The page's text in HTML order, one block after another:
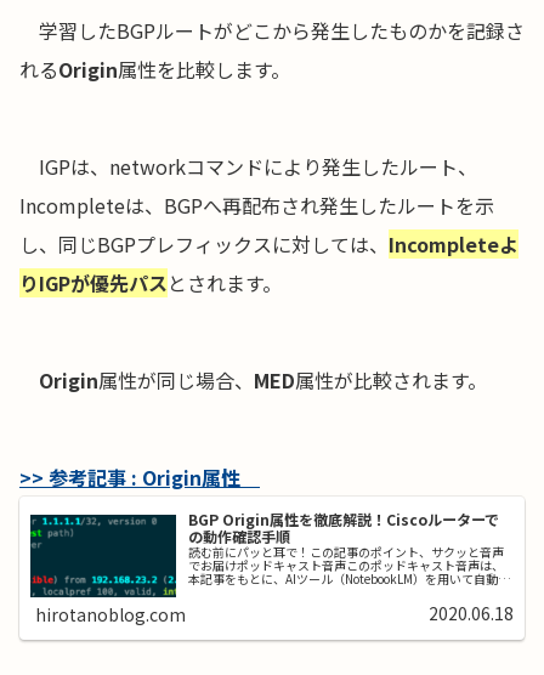
学習したBGPルートがどこから発生したものかを記録さ
れるOrigin属性を比較します。
IGPは、networkコマンドにより発生したルート、
Incompleteは、BGPへ再配布され発生したルートを示
し、同じBGPプレフィックスに対しては、 Incompleteよ
りIGPが優先パスとされます。
Origin属性が同じ場合、 MED属性が比較されます。
>> 参考記事 : Origin属性
BGP Origin属性を徹底解説！Ciscoルーターで
の動作確認手順
読む前にパッと耳で！この記事のポイント、サクッと音声
でお届けポッドキャスト音声このポッドキャスト音声は、
本記事をもとに、AIツール（NotebookLM）を用いて自動生
hirotanoblog.com 2020.06.18